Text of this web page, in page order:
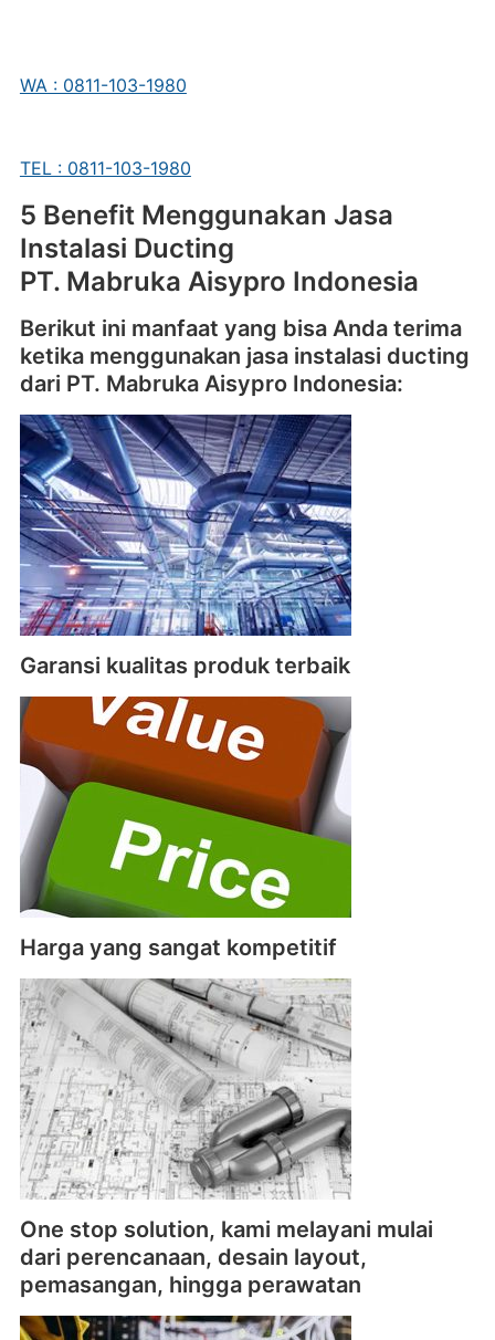
WA : 0811-103-1980
TEL : 0811-103-1980
5 Benefit Menggunakan Jasa
Instalasi Ducting
PT. Mabruka Aisypro Indonesia
Berikut ini manfaat yang bisa Anda terima
ketika menggunakan jasa instalasi ducting
dari PT. Mabruka Aisypro Indonesia:
Garansi kualitas produk terbaik
Harga yang sangat kompetitif
One stop solution, kami melayani mulai
dari perencanaan, desain layout,
pemasangan, hingga perawatan